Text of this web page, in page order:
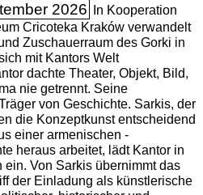
2026
In Kooperation
Cricoteka Kraków verwandelt
Zuschauerraum des Gorki in
mit Kantors Welt
dachte Theater, Objekt, Bild,
nie getrennt. Seine
von Geschichte. Sarkis, der
die Konzeptkunst entscheidend
einer armenischen
heraus arbeitet, lädt Kantor in
Von Sarkis übernimmt das
der Einladung als künstlerische